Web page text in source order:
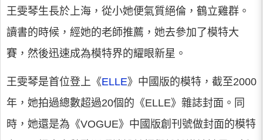
王雯琴生長於上海，從小她便氣質絕倫，鶴立雞群。
讀書的時候，經她的老師推薦，她去參加了模特大
賽，然後迅速成為模特界的耀眼新星。
王雯琴是首位登上《ELLE》中國版的模特，截至2000
年，她拍過總數超過20個的《ELLE》雜誌封面。同
時，她還是為《VOGUE》中國版創刊號做封面的模特